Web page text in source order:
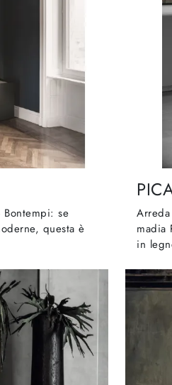
se
questa è
madia
in